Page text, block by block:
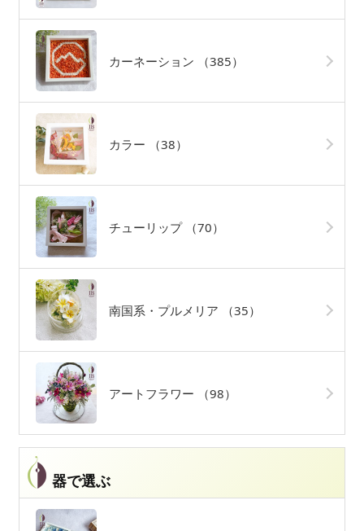
カーネーション （385）
カラー （38）
チューリップ （70）
南国系・プルメリア （35）
アートフラワー （98）
器で選ぶ